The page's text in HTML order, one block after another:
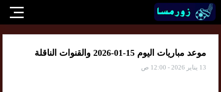
موعد مباريات اليوم 15-01-2026 والقنوات الناقلة
13 يناير 2026 - 12:00 ص